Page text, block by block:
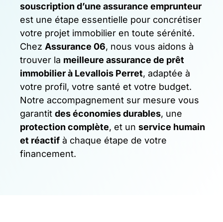
souscription d’une assurance emprunteur
est une étape essentielle pour concrétiser
votre projet immobilier en toute sérénité.
Chez Assurance 06, nous vous aidons à
trouver la meilleure assurance de prêt
immobilier à Levallois Perret, adaptée à
votre profil, votre santé et votre budget.
Notre accompagnement sur mesure vous
garantitdes économies durables, une
protection complète, et unservice humain
et réactif à chaque étape de votre
financement.